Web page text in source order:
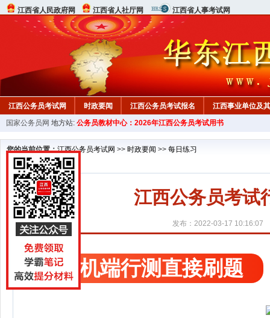
江西省人民政府网 江西省人社厅网 江西省人事考试网
江西公务员考试网 时政要闻 江西公务员考试报名 江西事业单位及
行测真题 在线咨询 教材中心
国家公务员网 地方站: 公务员教材中心：2026年江西公务员考试用书
您的当前位置：江西公务员考试网 >> 时政要闻 >> 每日练习
江西公务员考试
发布：2022-03-17 10:16:07
手机端行测直接刷题